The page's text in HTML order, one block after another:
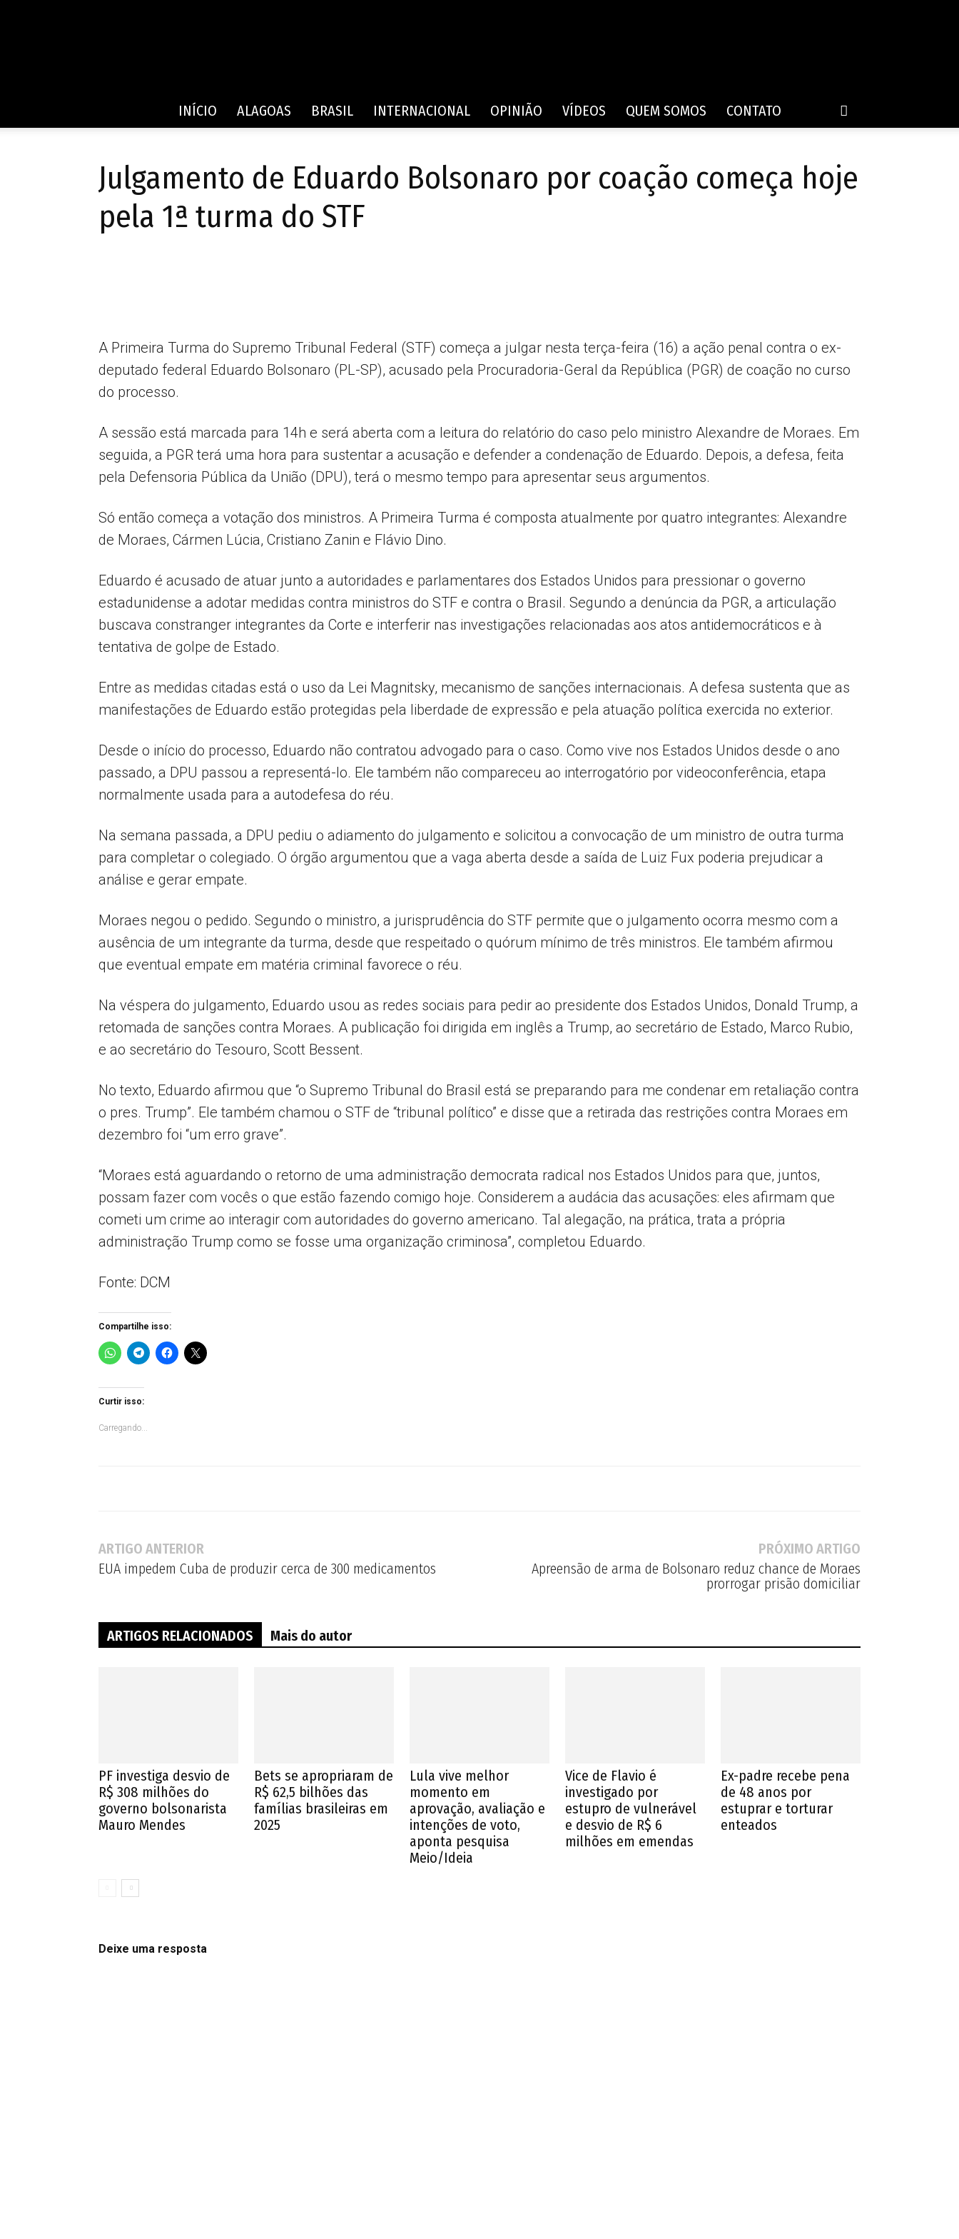
de
Popular
INÍCIO ALAGOAS BRASIL INTERNACIONAL OPINIÃO VÍDEOS QUEM SOMOS CONTATO
Julgamento de Eduardo Bolsonaro por coação começa hoje
pela 1ª turma do STF
A Primeira Turma do Supremo Tribunal Federal (STF) começa a julgar nesta terça-feira (16) a ação penal contra o ex-
deputado federal Eduardo Bolsonaro (PL-SP), acusado pela Procuradoria-Geral da República (PGR) de coação no curso
do processo.
A sessão está marcada para 14h e será aberta com a leitura do relatório do caso pelo ministro Alexandre de Moraes. Em
seguida, a PGR terá uma hora para sustentar a acusação e defender a condenação de Eduardo. Depois, a defesa, feita
pela Defensoria Pública da União (DPU), terá o mesmo tempo para apresentar seus argumentos.
Só então começa a votação dos ministros. A Primeira Turma é composta atualmente por quatro integrantes: Alexandre
de Moraes, Cármen Lúcia, Cristiano Zanin e Flávio Dino.
Eduardo é acusado de atuar junto a autoridades e parlamentares dos Estados Unidos para pressionar o governo
estadunidense a adotar medidas contra ministros do STF e contra o Brasil. Segundo a denúncia da PGR, a articulação
buscava constranger integrantes da Corte e interferir nas investigações relacionadas aos atos antidemocráticos e à
tentativa de golpe de Estado.
Entre as medidas citadas está o uso da Lei Magnitsky, mecanismo de sanções internacionais. A defesa sustenta que as
manifestações de Eduardo estão protegidas pela liberdade de expressão e pela atuação política exercida no exterior.
Desde o início do processo, Eduardo não contratou advogado para o caso. Como vive nos Estados Unidos desde o ano
passado, a DPU passou a representá-lo. Ele também não compareceu ao interrogatório por videoconferência, etapa
normalmente usada para a autodefesa do réu.
Na semana passada, a DPU pediu o adiamento do julgamento e solicitou a convocação de um ministro de outra turma
para completar o colegiado. O órgão argumentou que a vaga aberta desde a saída de Luiz Fux poderia prejudicar a
análise e gerar empate.
Moraes negou o pedido. Segundo o ministro, a jurisprudência do STF permite que o julgamento ocorra mesmo com a
ausência de um integrante da turma, desde que respeitado o quórum mínimo de três ministros. Ele também afirmou
que eventual empate em matéria criminal favorece o réu.
Na véspera do julgamento, Eduardo usou as redes sociais para pedir ao presidente dos Estados Unidos, Donald Trump, a
retomada de sanções contra Moraes. A publicação foi dirigida em inglês a Trump, ao secretário de Estado, Marco Rubio,
e ao secretário do Tesouro, Scott Bessent.
No texto, Eduardo afirmou que “o Supremo Tribunal do Brasil está se preparando para me condenar em retaliação contra
o pres. Trump”. Ele também chamou o STF de “tribunal político” e disse que a retirada das restrições contra Moraes em
dezembro foi “um erro grave”.
“Moraes está aguardando o retorno de uma administração democrata radical nos Estados Unidos para que, juntos,
possam fazer com vocês o que estão fazendo comigo hoje. Considerem a audácia das acusações: eles afirmam que
cometi um crime ao interagir com autoridades do governo americano. Tal alegação, na prática, trata a própria
administração Trump como se fosse uma organização criminosa”, completou Eduardo.
Fonte: DCM
Compartilhe isso:
Curtir isso:
Carregando...
ARTIGO ANTERIOR
EUA impedem Cuba de produzir cerca de 300 medicamentos
PRÓXIMO ARTIGO
Apreensão de arma de Bolsonaro reduz chance de Moraes
prorrogar prisão domiciliar
ARTIGOS RELACIONADOS Mais do autor
PF investiga desvio de
R$ 308 milhões do
governo bolsonarista
Mauro Mendes
Bets se apropriaram de
R$ 62,5 bilhões das
famílias brasileiras em
2025
Lula vive melhor
momento em
aprovação, avaliação e
intenções de voto,
aponta pesquisa
Meio/Ideia
Vice de Flavio é
investigado por
estupro de vulnerável
e desvio de R$ 6
milhões em emendas
Ex-padre recebe pena
de 48 anos por
estuprar e torturar
enteados
Deixe uma resposta